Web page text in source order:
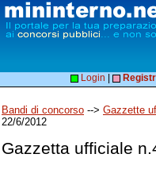
Login
Bandi di concorso --> Gazzette
22/6/2012
Gazzetta ufficiale